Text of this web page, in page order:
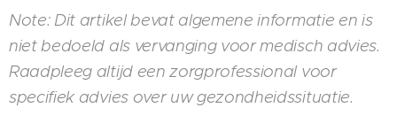
Note: Dit artikel bevat algemene informatie en is
niet bedoeld als vervanging voor medisch advies.
Raadpleeg altijd een zorgprofessional voor
specifiek advies over uw gezondheidssituatie.